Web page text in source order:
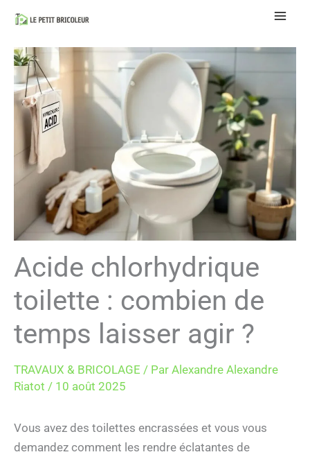
contenu
Acide chlorhydrique
toilette : combien de
temps laisser agir ?
TRAVAUX & BRICOLAGE / Par Alexandre Alexandre
Riatot / 10 août 2025
Vous avez des toilettes encrassées et vous vous
demandez comment les rendre éclatantes de